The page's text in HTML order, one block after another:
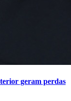
geram perdas